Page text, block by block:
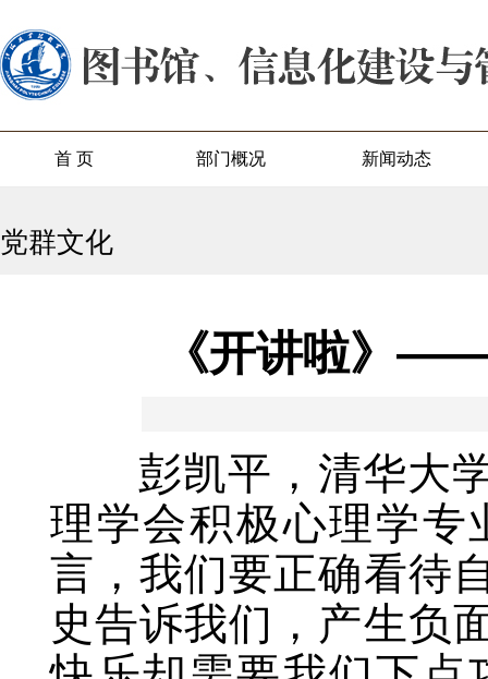
首 页 部门概况 新闻动态
党群文化
《开讲啦》
彭凯平，清华大学
理学会积极心理学专
言，我们要正确看待
史告诉我们，产生负